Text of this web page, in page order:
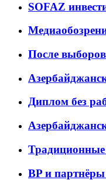
SOFAZ
После
Диплом без
Традиционные
BP и